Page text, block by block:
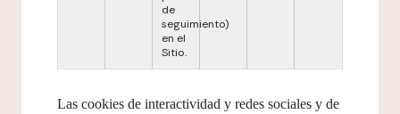
de
seguimiento)
en el
Sitio.
Las cookies de interactividad y redes sociales y de